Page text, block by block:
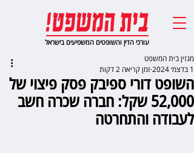
עורכי הדין והשופטים המשפיעים בישראל
השופט דורי ספיבק פסק פיצוי של
52,000 שקל: חברה שכרה חשב
לעבודה והתחרטה
מגזין בית המשפט
1 בדצמ׳ 2024
זמן קריאה 2 דקות